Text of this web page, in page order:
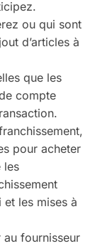
ou qui sont
d’articles à
que les
compte
pour acheter
les
les mises à
fournisseur